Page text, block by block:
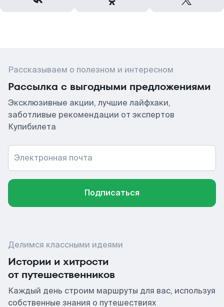
Рассказываем о полезном и интересном
Рассылка с выгодными предложениями
Эксклюзивные акции, лучшие лайфхаки,
заботливые рекомендации от экспертов
Купибилета
Электронная почта
Подписаться
Делимся классными идеями
Истории и хитрости
от путешественников
Каждый день строим маршруты для вас, используя
собственные знания о путешествиях